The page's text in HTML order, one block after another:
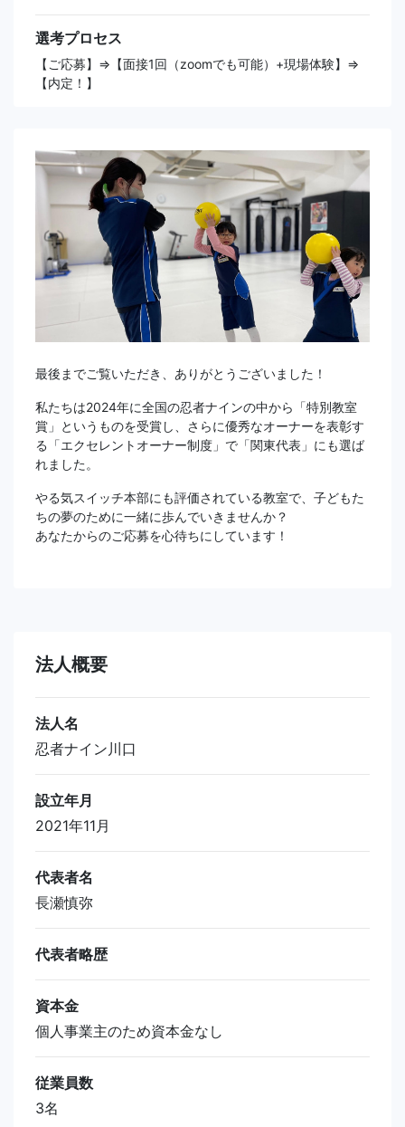
選考プロセス
【ご応募】⇒【面接1回（zoomでも可能）+現場体験】⇒
【内定！】
最後までご覧いただき、ありがとうございました！
私たちは2024年に全国の忍者ナインの中から「特別教室
賞」というものを受賞し、さらに優秀なオーナーを表彰す
る「エクセレントオーナー制度」で「関東代表」にも選ば
れました。
やる気スイッチ本部にも評価されている教室で、子どもた
ちの夢のために一緒に歩んでいきませんか？
あなたからのご応募を心待ちにしています！
法人概要
法人名
忍者ナイン川口
設立年月
2021年11月
代表者名
長瀬慎弥
代表者略歴
資本金
個人事業主のため資本金なし
従業員数
3名